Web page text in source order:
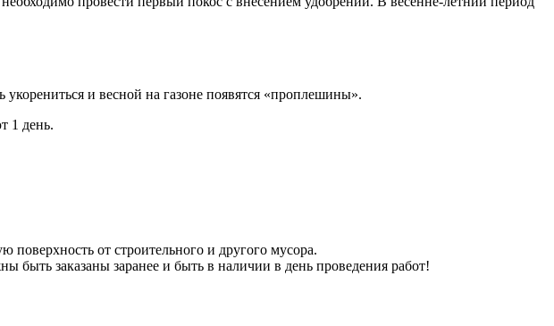
укорениться и весной на газоне появятся «проплешины».
1 день.
поверхность от строительного и другого мусора.
быть заказаны заранее и быть в наличии в день проведения работ!